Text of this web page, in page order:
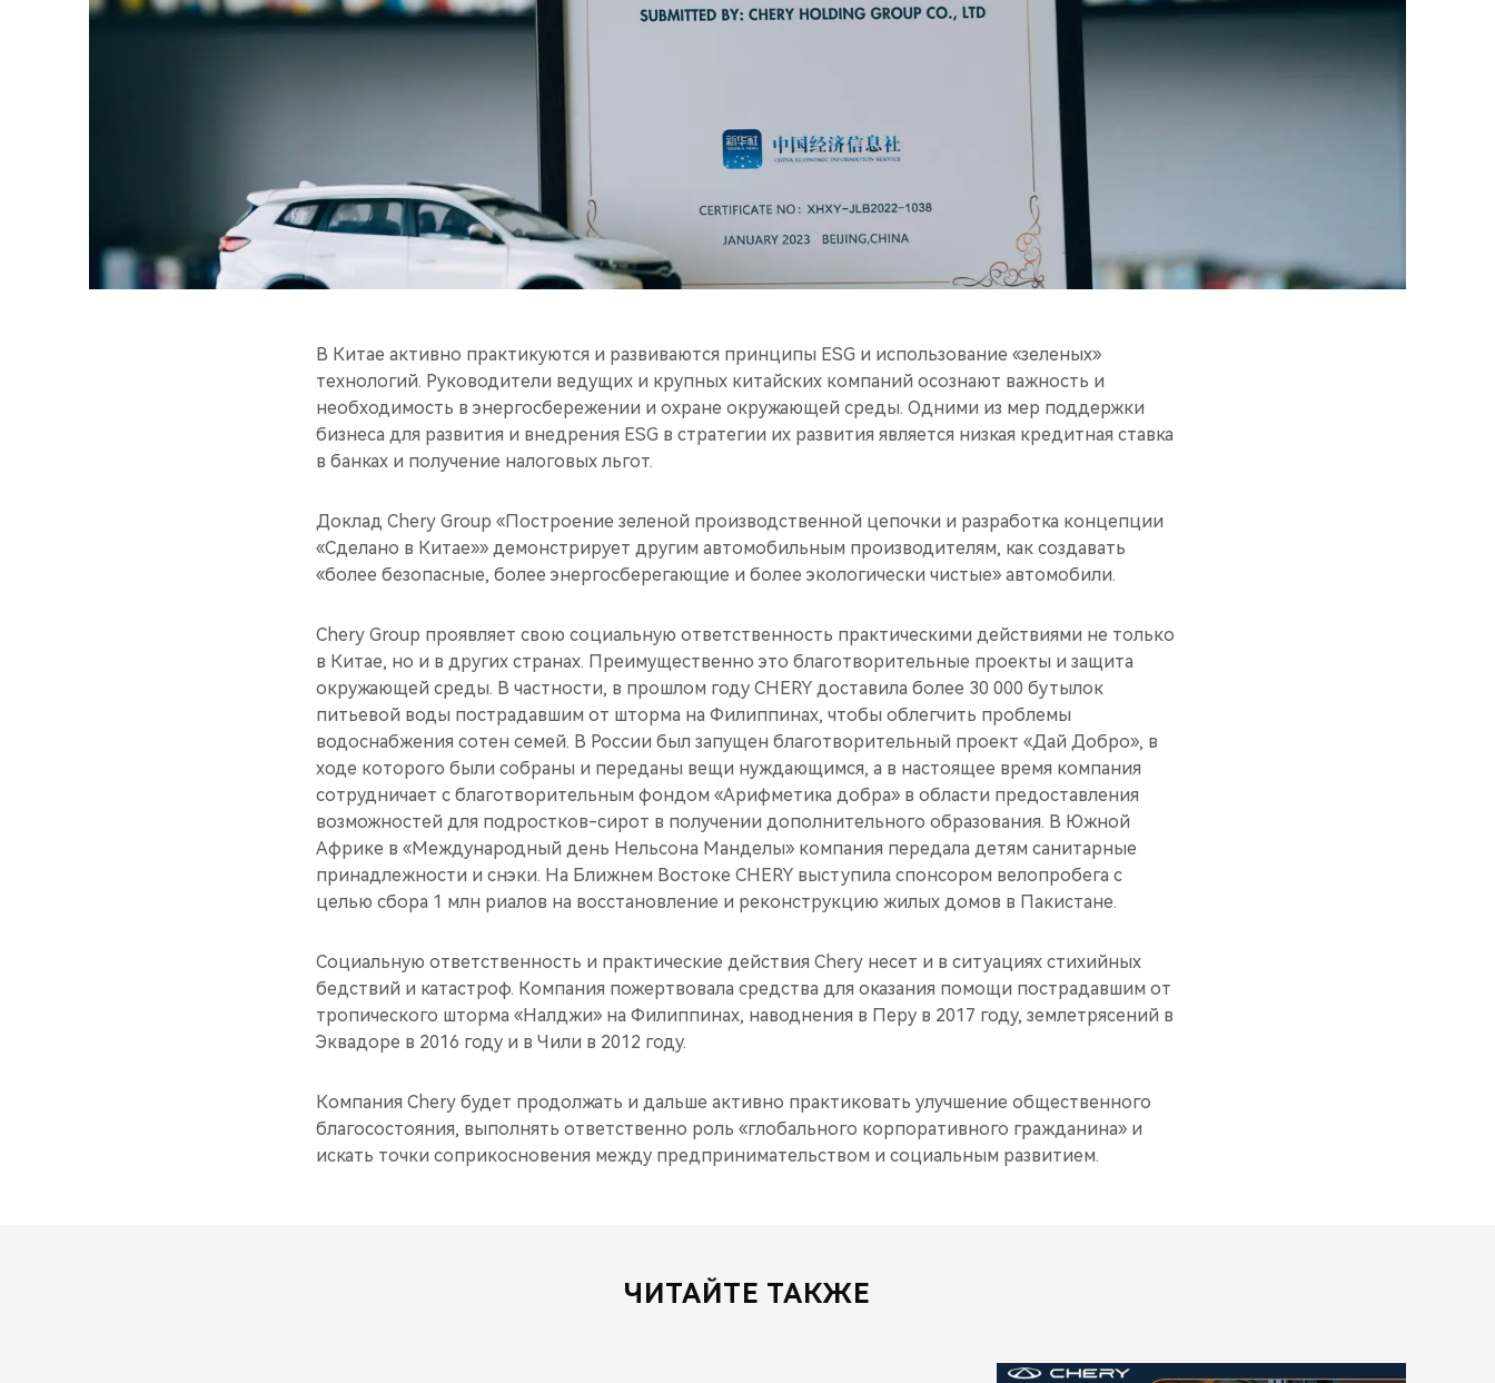
В Китае активно практикуются и развиваются принципы ESG и использование «зеленых»
технологий. Руководители ведущих и крупных китайских компаний осознают важность и
необходимость в энергосбережении и охране окружающей среды. Одними из мер поддержки
бизнеса для развития и внедрения ESG в стратегии их развития является низкая кредитная ставка
в банках и получение налоговых льгот.
Доклад Chery Group «Построение зеленой производственной цепочки и разработка концепции
«Сделано в Китае»» демонстрирует другим автомобильным производителям, как создавать
«более безопасные, более энергосберегающие и более экологически чистые» автомобили.
Chery Group проявляет свою социальную ответственность практическими действиями не только
в Китае, но и в других странах. Преимущественно это благотворительные проекты и защита
окружающей среды. В частности, в прошлом году CHERY доставила более 30 000 бутылок
питьевой воды пострадавшим от шторма на Филиппинах, чтобы облегчить проблемы
водоснабжения сотен семей. В России был запущен благотворительный проект «Дай Добро», в
ходе которого были собраны и переданы вещи нуждающимся, а в настоящее время компания
сотрудничает с благотворительным фондом «Арифметика добра» в области предоставления
возможностей для подростков-сирот в получении дополнительного образования. В Южной
Африке в «Международный день Нельсона Манделы» компания передала детям санитарные
принадлежности и снэки. На Ближнем Востоке CHERY выступила спонсором велопробега с
целью сбора 1 млн риалов на восстановление и реконструкцию жилых домов в Пакистане.
Социальную ответственность и практические действия Chery несет и в ситуациях стихийных
бедствий и катастроф. Компания пожертвовала средства для оказания помощи пострадавшим от
тропического шторма «Налджи» на Филиппинах, наводнения в Перу в 2017 году, землетрясений в
Эквадоре в 2016 году и в Чили в 2012 году.
Компания Chery будет продолжать и дальше активно практиковать улучшение общественного
благосостояния, выполнять ответственно роль «глобального корпоративного гражданина» и
искать точки соприкосновения между предпринимательством и социальным развитием.
ЧИТАЙТЕ ТАКЖЕ